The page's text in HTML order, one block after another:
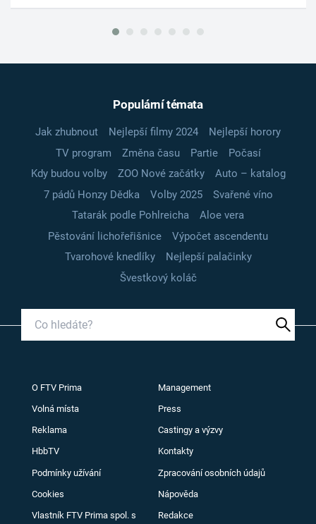
Populární témata
Jak zhubnout Nejlepší filmy 2024
Nejlepší horory
TV program
Změna času Partie
Počasí
Kdy budou volby
ZOO Nové začátky
Auto – katalog
7 pádů Honzy Dědka
Volby 2025
Svařené víno
Tatarák podle Pohlreicha
Aloe vera
Pěstování lichořeřišnice
Výpočet ascendentu
Tvarohové knedlíky
Nejlepší palačinky
Švestkový koláč
O FTV Prima Management
Volná místa Press
Reklama Castingy a výzvy
HbbTV Kontakty
Podmínky užívání Zpracování osobních údajů
Cookies Nápověda
Vlastník FTV Prima spol. s
Redakce